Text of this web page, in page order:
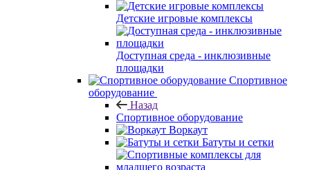
Детские игровые комплексы
Доступная среда - инклюзивные
площадки
Спортивное
оборудование
Назад
Спортивное оборудование
Воркаут
Батуты и сетки